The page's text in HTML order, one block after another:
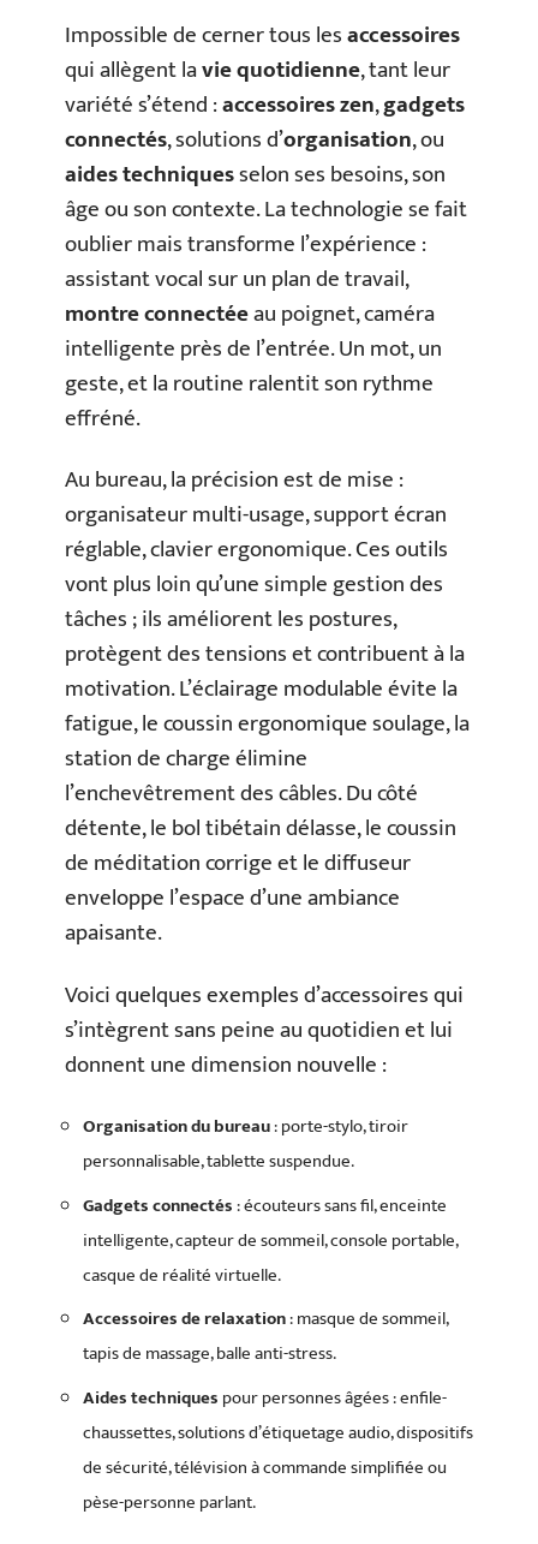
Impossible de cerner tous lesaccessoires
qui allègent lavie quotidienne, tant leur
variété s’étend :accessoires zen,gadgets
connectés, solutions d’organisation, ou
aides techniquesselon ses besoins, son
âge ou son contexte. La technologie se fait
oublier mais transforme l’expérience :
assistant vocal sur un plan de travail,
montre connectéeau poignet, caméra
intelligente près de l’entrée. Un mot, un
geste, et la routine ralentit son rythme
effréné.
Au bureau, la précision est de mise :
organisateur multi-usage, support écran
réglable, clavier ergonomique. Ces outils
vont plus loin qu’une simple gestion des
tâches ; ils améliorent les postures,
protègent des tensions et contribuent à la
motivation. L’éclairage modulable évite la
fatigue, le coussin ergonomique soulage, la
station de charge élimine
l’enchevêtrement des câbles. Du côté
détente, le bol tibétain délasse, le coussin
de méditation corrige et le diffuseur
enveloppe l’espace d’une ambiance
apaisante.
Voici quelques exemples d’accessoires qui
s’intègrent sans peine au quotidien et lui
donnent une dimension nouvelle :
Organisation du bureau: porte-stylo, tiroir
personnalisable, tablette suspendue.
Gadgets connectés: écouteurs sans fil, enceinte
intelligente, capteur de sommeil, console portable,
casque de réalité virtuelle.
Accessoires de relaxation: masque de sommeil,
tapis de massage, balle anti-stress.
Aides techniques pour personnes âgées : enfile-
chaussettes, solutions d’étiquetage audio, dispositifs
de sécurité, télévision à commande simplifiée ou
pèse-personne parlant.